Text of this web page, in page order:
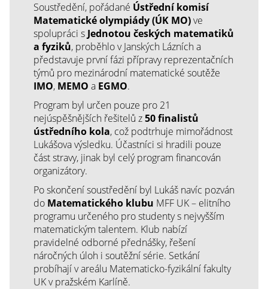
Soustředění, pořádané Ústřední komisí
Matematické olympiády (ÚK MO)ve
spolupráci s Jednotou českých matematiků
a fyziků, proběhlo v Janských Lázních a
představuje první fázi přípravy reprezentačních
týmů pro mezinárodní matematické soutěže
IMO, MEMO a EGMO.
Program byl určen pouze pro 21
nejúspěšnějších řešitelů z50 finalistů
ústředního kola, což podtrhuje mimořádnost
Lukášova výsledku. Účastníci si hradili pouze
část stravy, jinak byl celý program financován
organizátory.
Po skončení soustředění byl Lukáš navíc pozván
do Matematického klubu MFF UK – elitního
programu určeného pro studenty s nejvyšším
matematickým talentem. Klub nabízí
pravidelné odborné přednášky, řešení
náročných úloh i soutěžní série. Setkání
probíhají v areálu Matematicko-fyzikální fakulty
UK v pražském Karlíně.